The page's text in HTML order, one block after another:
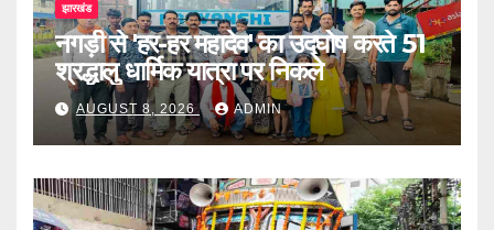
झारखंड
नगड़ी से 'हर-हर महादेव' का उद्घोष करते 51
श्रद्धालु धार्मिक यात्रा पर निकले
AUGUST 8, 2026 ADMIN